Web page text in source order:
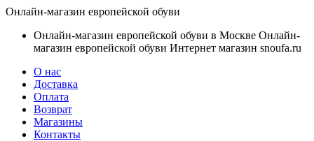
Онлайн-магазин европейской обуви
Онлайн-магазин европейской обуви в Москве Онлайн-
магазин европейской обуви Интернет магазин snoufa.ru
О нас
Доставка
Оплата
Возврат
Магазины
Контакты